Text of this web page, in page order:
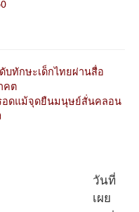
บทักษะเด็กไทยผ่านสื่อ
คต
อดแม้จุดยืนมนุษย์สั่นคลอน
วันที่
เผย